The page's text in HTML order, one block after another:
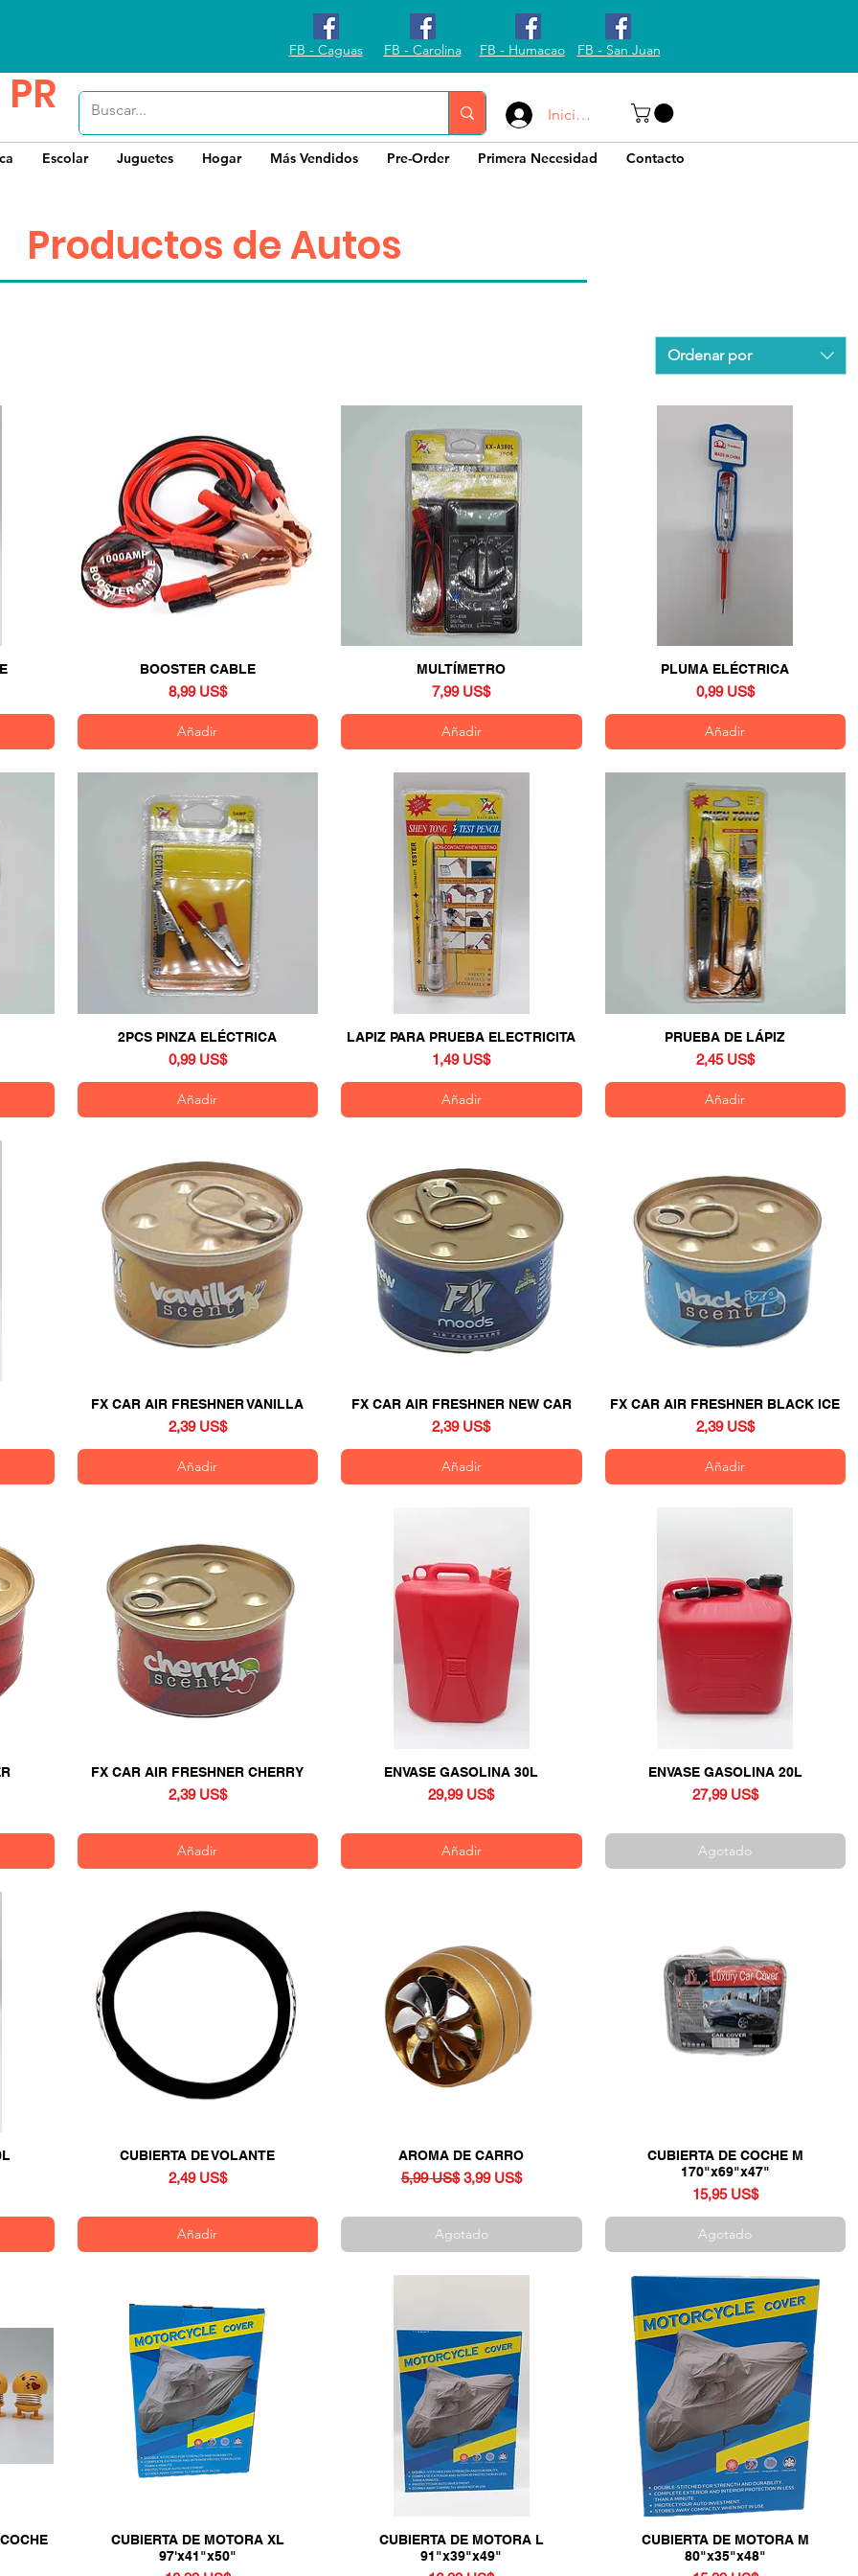
FB - Caguas FB - Carolina FB - Humacao FB - San Juan
Iniciar sesión
Escolar Juguetes Hogar Más Vendidos Pre-Order Primera Necesidad Contacto
Productos de Autos
Ordenar por
Vista rápida
BOOSTER CABLE
Precio
8,99 US$
Añadir
Vista rápida
MULTÍMETRO
Precio
7,99 US$
Añadir
Vista rápida
PLUMA ELÉCTRICA
Precio
0,99 US$
Añadir
Vista rápida
2PCS PINZA ELÉCTRICA
Precio
0,99 US$
Añadir
Vista rápida
LAPIZ PARA PRUEBA ELECTRICITA
Precio
1,49 US$
Añadir
Vista rápida
PRUEBA DE LÁPIZ
Precio
2,45 US$
Añadir
Vista rápida
FX CAR AIR FRESHNER VANILLA
Precio
2,39 US$
Añadir
Vista rápida
FX CAR AIR FRESHNER NEW CAR
Precio
2,39 US$
Añadir
Vista rápida
FX CAR AIR FRESHNER BLACK ICE
Precio
2,39 US$
Añadir
Vista rápida
FX CAR AIR FRESHNER CHERRY
Precio
2,39 US$
Añadir
Vista rápida
ENVASE GASOLINA 30L
Precio
29,99 US$
Añadir
Vista rápida
ENVASE GASOLINA 20L
Precio
27,99 US$
Agotado
Vista rápida
CUBIERTA DE VOLANTE
Precio
2,49 US$
Añadir
Vista rápida
AROMA DE CARRO
Precio
5,99 US$ Precio de oferta
3,99 US$
Agotado
Vista rápida
CUBIERTA DE COCHE M
170"x69"x47"
Precio
15,95 US$
Agotado
Vista rápida
CUBIERTA DE MOTORA XL
97'x41"x50"
Vista rápida
CUBIERTA DE MOTORA L
91"x39"x49"
Vista rápida
CUBIERTA DE MOTORA M
80"x35"x48"